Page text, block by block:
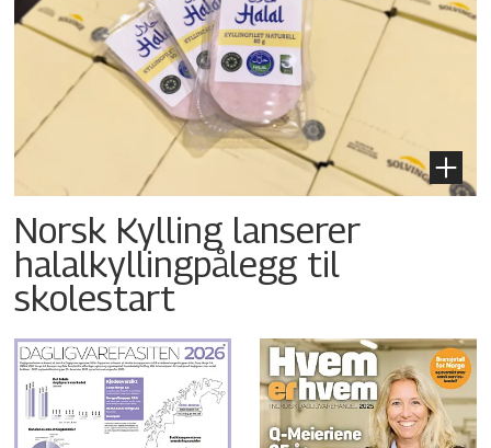
Norsk Kylling lanserer
halalkyllingpålegg til
skolestart